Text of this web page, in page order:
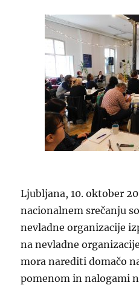
Ljubljana, 10. oktober
nacionalnem srečanju
nevladne organizacije
na nevladne
mora narediti domačo
pomenom in nalogami